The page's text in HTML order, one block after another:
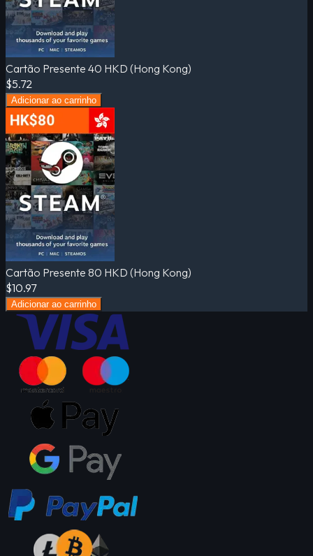
Cartão Presente 40 HKD (Hong Kong)
$5.72
Adicionar ao carrinho
Cartão Presente 80 HKD (Hong Kong)
$10.97
Adicionar ao carrinho